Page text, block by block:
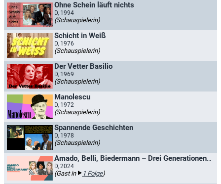
Ohne Schein läuft nichts
D, 1994
(Schauspielerin)
Schicht in Weiß
D, 1976
(Schauspielerin)
Der Vetter Basilio
D, 1969
(Schauspielerin)
Manolescu
D, 1972
(Schauspielerin)
Spannende Geschichten
D, 1978
(Schauspielerin)
Amado, Belli, Biedermann – Drei Generationen. Ein Talk.
D, 2024
(Gast in 1 Folge)